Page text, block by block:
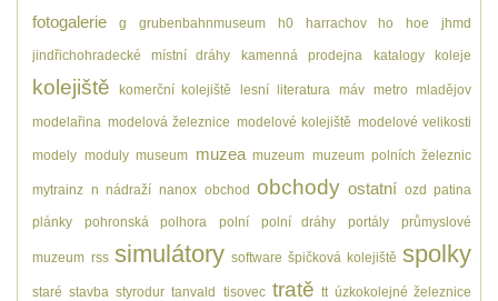
fotogalerie g grubenbahnmuseum h0 harrachov ho hoe jhmd
jindřichohradecké místní dráhy kamenná prodejna katalogy koleje
kolejiště komerční kolejiště lesní literatura máv metro mladějov
modelařina modelová železnice modelové kolejiště modelové velikosti
modely moduly museum muzea muzeum muzeum polních železnic
mytrainz n nádraží nanox obchod obchody ostatní ozd patina
plánky pohronská polhora polní polní dráhy portály průmyslové
muzeum rss simulátory software špičková kolejiště spolky
staré stavba styrodur tanvald tisovec tratě tt úzkokolejné železnice